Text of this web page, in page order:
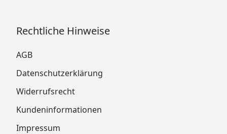
Rechtliche Hinweise
AGB
Datenschutzerklärung
Widerrufsrecht
Kundeninformationen
Impressum